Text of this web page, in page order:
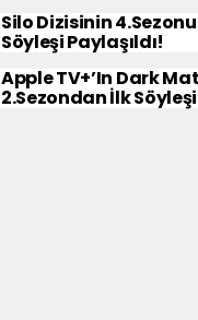
Silo Dizisinin
Söyleşi Paylaşıldı!
Apple TV+’ın Dark
2.Sezondan İlk